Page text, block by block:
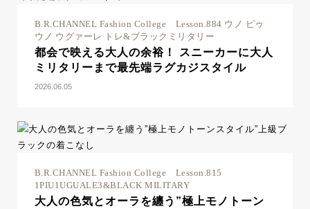
B.R.CHANNEL Fashion College Lesson.884 ウノ ピゥ
ウノ ウグァーレ トレ&ブラックミリタリー
都会で映える大人の余裕！ スニーカーに大人
ミリタリーまで最先端ラグカジスタイル
2026.06.05
B.R.CHANNEL Fashion College Lesson.815
1PIU1UGUALE3&BLACK MILITARY
大人の色気とオーラを纏う”極上モノトーン